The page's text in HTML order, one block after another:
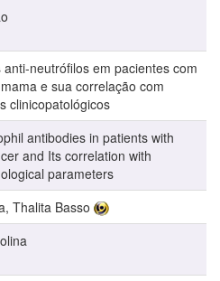
anti-neutrófilos em pacientes com
e sua correlação com
clinicopatológicos
antibodies in patients with
and Its correlation with
parameters
Thalita Basso